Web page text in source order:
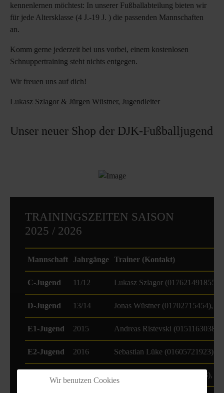
kennenlernen möchtest: In unserer Fußballabteilung bieten wir
für jede Altersklasse (4 J.-19 J. ) die passenden Mannschaften
an.
Komm gerne jederzeit bei uns vorbei, einem kostenlosen
Schnuppertraining steht nichts entgegen.
Wir freuen uns auf dich!
Lukasz Szlagor & Jürgen Wüstner, Jugendleiter
Unser neuer Shop der DJK-Fußballjugend
TRAININGSZEITEN SAISON
2025 / 2026
Mannschaft Jahrgänge Trainer (Kontakt)
C-Jugend 11/12 Lukasz Szlagor (017621491855)
D-Jugend 13/14 Jonas Wüstner (01702715454),
E1-Jugend 2015 Andreas Ristevski
E2-Jugend 2016 Sebastian Lüke (01605721923)
Robin Nitsche (01799254333),
Wir benutzen Cookies